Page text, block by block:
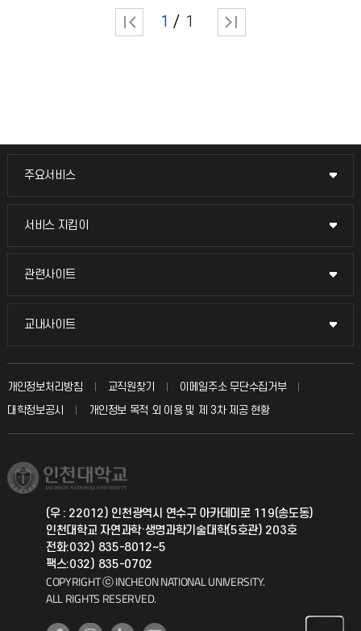
1 1
주요서비스
주요서비스
교무회의방송
입학안내
취업정보(학생)
서비스 지킴이
서비스 지킴이
묻고 답하기
칭찬마당
학생서비스 지킴이
관련사이트
관련사이트
국방헬프콜
총동문회
교내사이트
교내사이트
교수회
교육혁신본부
국제지원과
공자아카데미
기초교육원
개인정보처리방침 교직원찾기
이메일주소 무단수집거부
대학정보공시
개인정보 목적 외 이용 및 제 3차 제공 현황
(우 : 22012) 인천광역시 연수구 아카데미로 119(송도동)
인천대학교 자연과학·생명과학기술대학(5호관) 203호
전화:032) 835-8012~5
팩스:032) 835-0702
COPYRIGHT ⓒ INCHEON NATIONAL UNIVERSITY.
ALL RIGHTS RESERVED.